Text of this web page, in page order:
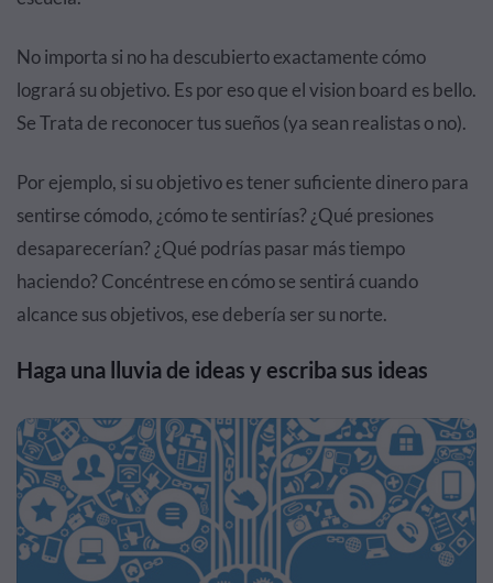
No importa si no ha descubierto exactamente cómo
logrará su objetivo. Es por eso que el vision board es bello.
Se Trata de reconocer tus sueños (ya sean realistas o no).
Por ejemplo, si su objetivo es tener suficiente dinero para
sentirse cómodo, ¿cómo te sentirías? ¿Qué presiones
desaparecerían? ¿Qué podrías pasar más tiempo
haciendo? Concéntrese en cómo se sentirá cuando
alcance sus objetivos, ese debería ser su norte.
Haga una lluvia de ideas y escriba sus ideas